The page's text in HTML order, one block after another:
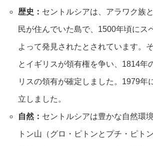
歴史： セントルシアは、アラワク族
民が住んでいた島で、1500年頃にス
よって発見されたとされています。
とイギリスが領有権を争い、1814年
リスの領有が確定しました。1979年
立しました。
自然： セントルシアは豊かな自然環
トン山（グロ・ピトンとプチ・ピト